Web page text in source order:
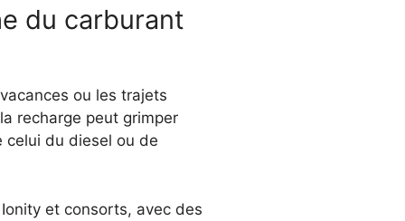
du carburant
ou les trajets
recharge peut grimper
celui du diesel ou de
et consorts, avec des